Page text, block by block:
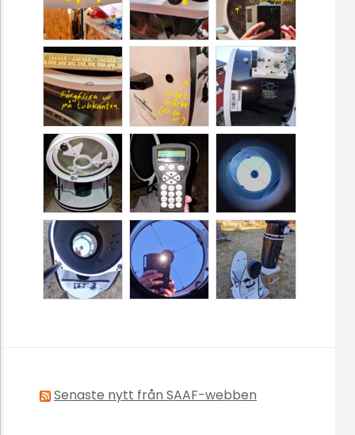
Senaste nytt från SAAF-webben